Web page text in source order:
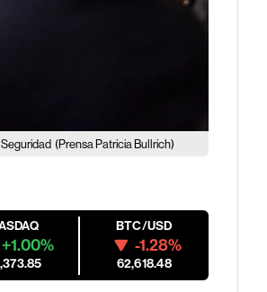
(Prensa Patricia Bullrich)
+1.00%
BTC/USD
-1.28%
62,618.48